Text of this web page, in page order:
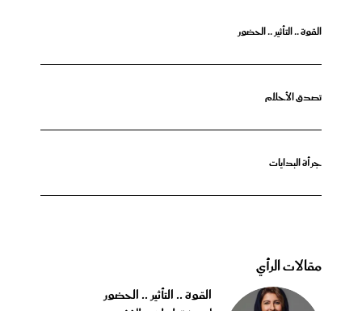
القوة .. التأثير .. الحضور
تصدق الأحلام
جرأة البدايات
مقالات الرأي
القوة .. التأثير .. الحضور